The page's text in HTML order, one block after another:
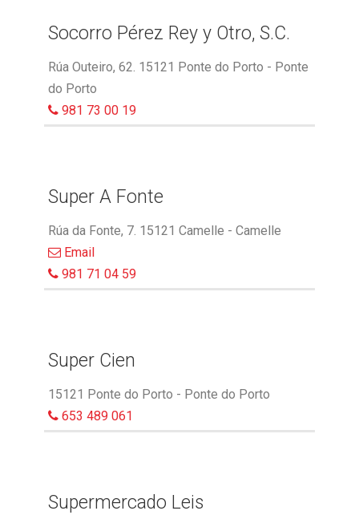
Socorro Pérez Rey y Otro, S.C.
Rúa Outeiro, 62. 15121 Ponte do Porto - Ponte
do Porto
981 73 00 19
Super A Fonte
Rúa da Fonte, 7. 15121 Camelle - Camelle
Email
981 71 04 59
Super Cien
15121 Ponte do Porto - Ponte do Porto
653 489 061
Supermercado Leis